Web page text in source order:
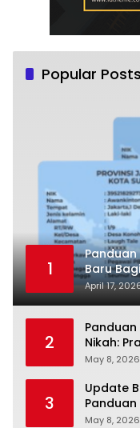
Popular Posts
1
Panduan
Baru
April 17,
2
Nikah:
May 8, 2026
3
Update
May 8, 2026